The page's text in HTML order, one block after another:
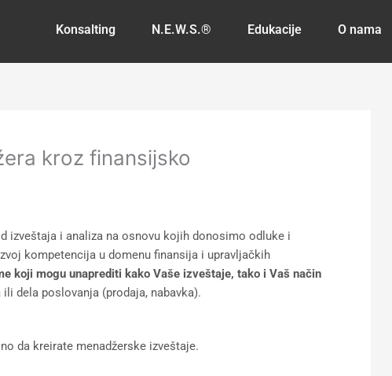
Konsalting N.E.W.S.® Edukacije O nama
kroz finansijsko
izveštaja i analiza na osnovu kojih donosimo odluke i
kompetencija u domenu finansija i upravljačkih
koji mogu unaprediti kako Vaše izveštaje, tako i Vaš način
dela poslovanja (prodaja, nabavka).
da kreirate menadžerske izveštaje.